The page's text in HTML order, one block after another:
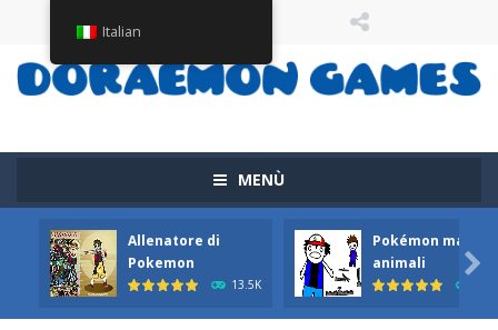
MENÙ
Allenatore di
Pokemon
13.5K
Pokémon ma con
animali

Italian